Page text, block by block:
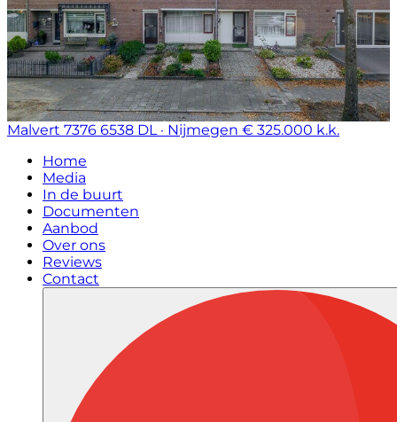
Malvert 7376 6538 DL · Nijmegen € 325.000 k.k.
Home
Media
In de buurt
Documenten
Aanbod
Over ons
Reviews
Contact